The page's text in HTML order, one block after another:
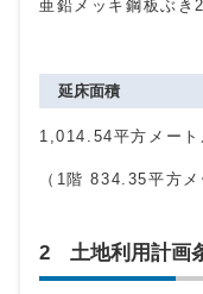
亜鉛メッキ鋼板ぶき
延床面積
1,014.54平方メート
（1階 834.35平方
2 土地利用計画